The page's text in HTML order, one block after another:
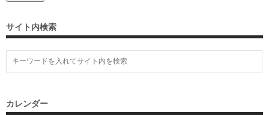
サイト内検索
カレンダー